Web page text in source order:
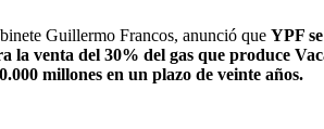
Guillermo Francos, anunció que YPF
la venta del 30% del gas que produce
millones en un plazo de veinte años.